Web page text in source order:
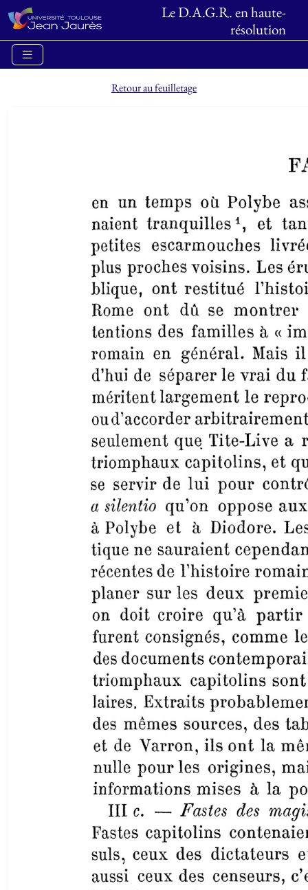
Le D.A.G.R. en haute-
résolution
Retour au feuilletage